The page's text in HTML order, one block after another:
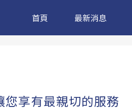
首頁 最新消息
享有最親切的服務